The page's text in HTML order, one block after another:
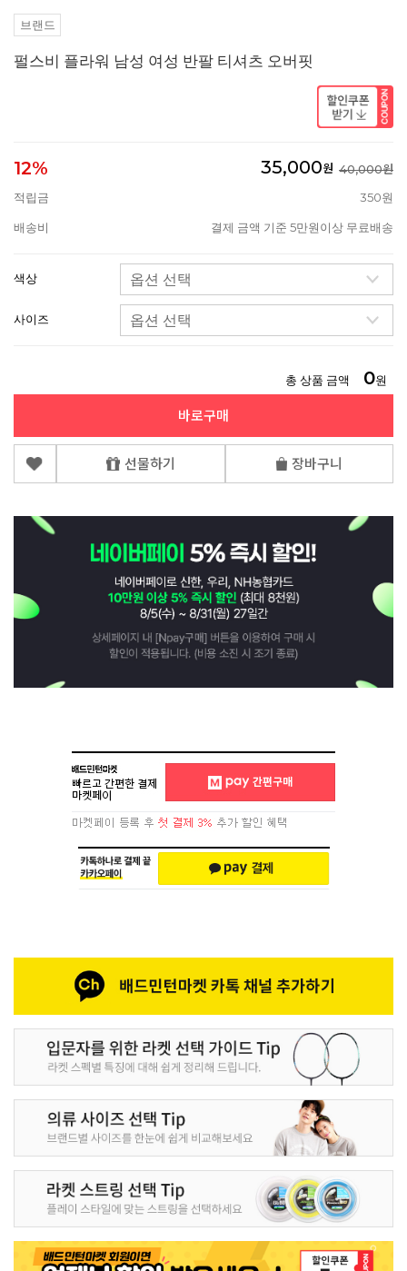
브랜드
펄스비 플라워 남성 여성 반팔 티셔츠 오버핏
12% 35,000원 40,000원
적립금
350원
배송비 결제 금액 기준 5만원이상 무료배송
색상
사이즈
총 상품 금액 0원
바로구매
선물하기 장바구니